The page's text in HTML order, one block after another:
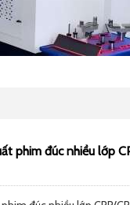
phim đúc nhiều lớp